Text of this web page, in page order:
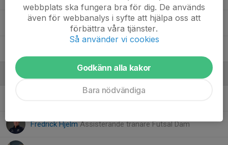
55. Emelie Hellström
Ledare
Fredrick HjelmAssisterande tränare Futsal Dam
webbplats ska fungera bra för dig. De används
även för webbanalys i syfte att hjälpa oss att
förbättra våra tjänster.
Så använder vi cookies
Godkänn alla kakor
Bara nödvändiga